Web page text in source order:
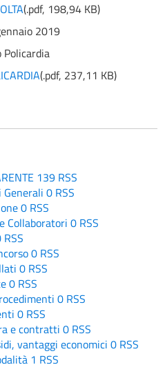
(.pdf, 198,94 KB)
2019
Policardia
(.pdf, 237,11 KB)
139 RSS
Generali 0 RSS
0 RSS
Collaboratori 0 RSS
RSS
0 RSS
0 RSS
0 RSS
0 RSS
0 RSS
e contratti 0 RSS
vantaggi economici 0 RSS
1 RSS